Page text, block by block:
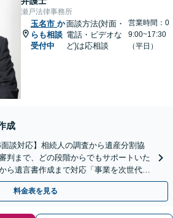
瀬戸法律事務所
玉名市 か
らも相談
受付中
面談方法(対面・
電話・ビデオな
ど)は応相談
営業時間：0
9:00~17:30
（平日）
成
面談対応】相続人の調査から遺産分割協
判まで、どの段階からでもサポートいた
ら遺言書作成まで対応「事業を次世代に
ポート」【完全個室相談】
料金表を見る